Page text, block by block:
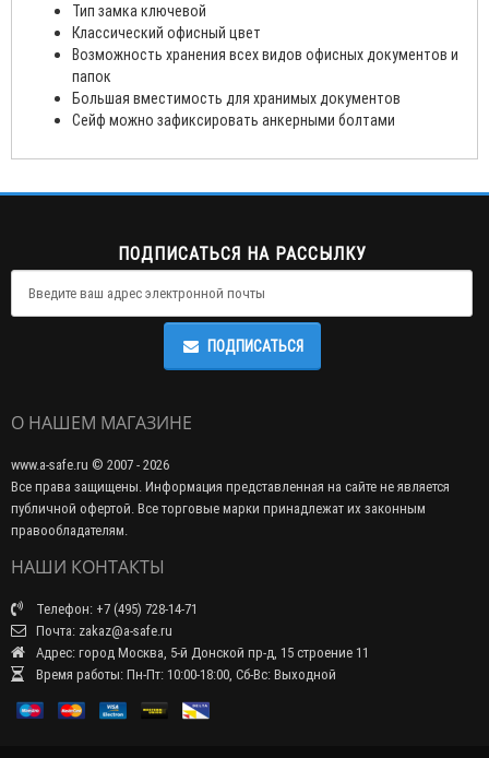
Тип замка ключевой
Классический офисный цвет
Возможность хранения всех видов офисных документов и
папок
Большая вместимость для хранимых документов
Сейф можно зафиксировать анкерными болтами
ПОДПИСАТЬСЯ НА РАССЫЛКУ
ПОДПИСАТЬСЯ
О НАШЕМ МАГАЗИНЕ
www.a-safe.ru © 2007 - 2026
Все права защищены. Информация представленная на сайте не является
публичной офертой. Все торговые марки принадлежат их законным
правообладателям.
НАШИ КОНТАКТЫ
Телефон: +7 (495) 728-14-71
Почта: zakaz@a-safe.ru
Адрес: город Москва, 5-й Донской пр-д, 15 строение 11
Время работы: Пн-Пт: 10:00-18:00, Сб-Вс: Выходной